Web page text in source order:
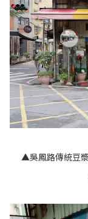
▲吳鳳路傳統豆